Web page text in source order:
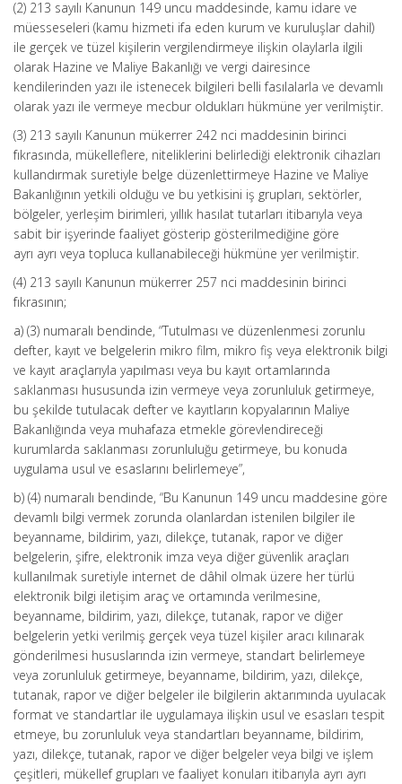
(2) 213 sayılı Kanunun 149 uncu maddesinde, kamu idare ve
müesseseleri (kamu hizmeti ifa eden kurum ve kuruluşlar dahil)
ile gerçek ve tüzel kişilerin vergilendirmeye ilişkin olaylarla ilgili
olarak Hazine ve Maliye Bakanlığı ve vergi dairesince
kendilerinden yazı ile istenecek bilgileri belli fasılalarla ve devamlı
olarak yazı ile vermeye mecbur oldukları hükmüne yer verilmiştir.
(3) 213 sayılı Kanunun mükerrer 242 nci maddesinin birinci
fıkrasında, mükelleflere, niteliklerini belirlediği elektronik cihazları
kullandırmak suretiyle belge düzenlettirmeye Hazine ve Maliye
Bakanlığının yetkili olduğu ve bu yetkisini iş grupları, sektörler,
bölgeler, yerleşim birimleri, yıllık hasılat tutarları itibarıyla veya
sabit bir işyerinde faaliyet gösterip gösterilmediğine göre
ayrı ayrı veya topluca kullanabileceği hükmüne yer verilmiştir.
(4) 213 sayılı Kanunun mükerrer 257 nci maddesinin birinci
fıkrasının;
a) (3) numaralı bendinde, “Tutulması ve düzenlenmesi zorunlu
defter, kayıt ve belgelerin mikro film, mikro fiş veya elektronik bilgi
ve kayıt araçlarıyla yapılması veya bu kayıt ortamlarında
saklanması hususunda izin vermeye veya zorunluluk getirmeye,
bu şekilde tutulacak defter ve kayıtların kopyalarının Maliye
Bakanlığında veya muhafaza etmekle görevlendireceği
kurumlarda saklanması zorunluluğu getirmeye, bu konuda
uygulama usul ve esaslarını belirlemeye”,
b) (4) numaralı bendinde, “Bu Kanunun 149 uncu maddesine göre
devamlı bilgi vermek zorunda olanlardan istenilen bilgiler ile
beyanname, bildirim, yazı, dilekçe, tutanak, rapor ve diğer
belgelerin, şifre, elektronik imza veya diğer güvenlik araçları
kullanılmak suretiyle internet de dâhil olmak üzere her türlü
elektronik bilgi iletişim araç ve ortamında verilmesine,
beyanname, bildirim, yazı, dilekçe, tutanak, rapor ve diğer
belgelerin yetki verilmiş gerçek veya tüzel kişiler aracı kılınarak
gönderilmesi hususlarında izin vermeye, standart belirlemeye
veya zorunluluk getirmeye, beyanname, bildirim, yazı, dilekçe,
tutanak, rapor ve diğer belgeler ile bilgilerin aktarımında uyulacak
format ve standartlar ile uygulamaya ilişkin usul ve esasları tespit
etmeye, bu zorunluluk veya standartları beyanname, bildirim,
yazı, dilekçe, tutanak, rapor ve diğer belgeler veya bilgi ve işlem
çeşitleri, mükellef grupları ve faaliyet konuları itibarıyla ayrı ayrı